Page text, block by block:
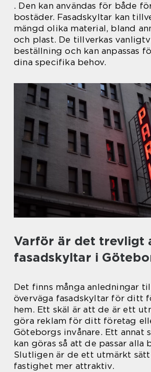
. Den kan användas för både
bostäder. Fasadskyltar kan
mängd olika material, bland
och plast. De tillverkas
beställning och kan anpassas
dina specifika behov.
Varför är det trevligt
fasadskyltar i
Det finns många anledningar
överväga fasadskyltar för ditt
hem. Ett skäl är att de är ett
göra reklam för ditt företag
Göteborgs invånare. Ett annat
kan göras så att de passar alla
Slutligen är de ett utmärkt
fastighet mer attraktiv.